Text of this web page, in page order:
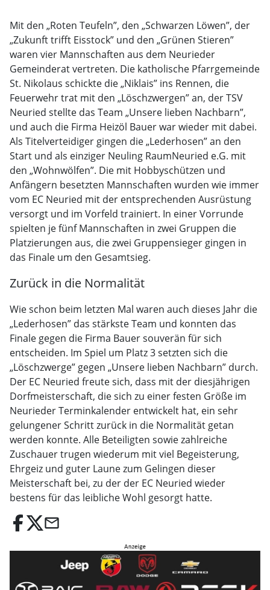
Mit den „Roten Teufeln”, den „Schwarzen Löwen”, der
„Zukunft trifft Eisstock” und den „Grünen Stieren”
waren vier Mannschaften aus dem Neurieder
Gemeinderat vertreten. Die katholische Pfarrgemeinde
St. Nikolaus schickte die „Niklais” ins Rennen, die
Feuerwehr trat mit den „Löschzwergen” an, der TSV
Neuried stellte das Team „Unsere lieben Nachbarn”,
und auch die Firma Heizöl Bauer war wieder mit dabei.
Als Titelverteidiger gingen die „Lederhosen” an den
Start und als einziger Neuling RaumNeuried e.G. mit
den „Wohnwölfen”. Die mit Hobbyschützen und
Anfängern besetzten Mannschaften wurden wie immer
vom EC Neuried mit der entsprechenden Ausrüstung
versorgt und im Vorfeld trainiert. In einer Vorrunde
spielten je fünf Mannschaften in zwei Gruppen die
Platzierungen aus, die zwei Gruppensieger gingen in
das Finale um den Gesamtsieg.
Zurück in die Normalität
Wie schon beim letzten Mal waren auch dieses Jahr die
„Lederhosen” das stärkste Team und konnten das
Finale gegen die Firma Bauer souverän für sich
entscheiden. Im Spiel um Platz 3 setzten sich die
„Löschzwerge” gegen „Unsere lieben Nachbarn” durch.
Der EC Neuried freute sich, dass mit der diesjährigen
Dorfmeisterschaft, die sich zu einer festen Größe im
Neurieder Terminkalender entwickelt hat, ein sehr
gelungener Schritt zurück in die Normalität getan
werden konnte. Alle Beteiligten sowie zahlreiche
Zuschauer trugen wiederum mit viel Begeisterung,
Ehrgeiz und guter Laune zum Gelingen dieser
Meisterschaft bei, zu der der EC Neuried wieder
bestens für das leibliche Wohl gesorgt hatte.
email